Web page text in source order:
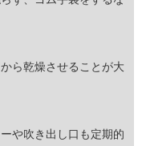
ら乾燥させることが大
や吹き出し口も定期的